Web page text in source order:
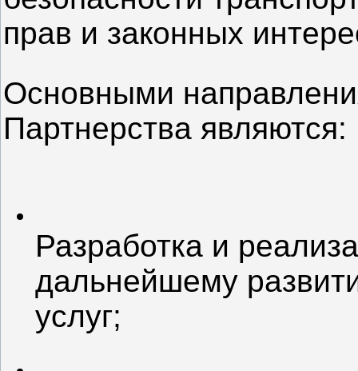
прав и законных
Основными
Партнерства являются:
Разработка и
дальнейшему
услуг;